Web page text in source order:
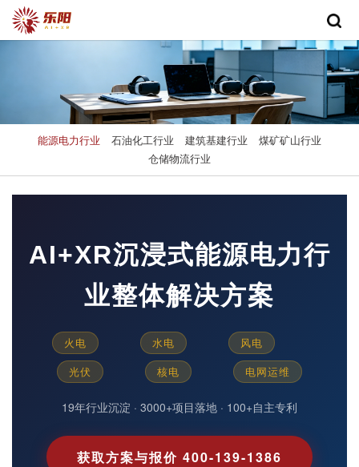
能源电力行业 石油化工行业 建筑基建行业
煤矿矿山行业
仓储物流行业
AI+XR沉浸式能源电力行
业整体解决方案
火电 水电
风电
光伏
核电 电网运维
19年行业沉淀 · 3000+项目落地 · 100+自主专利
获取方案与报价 400-139-1386